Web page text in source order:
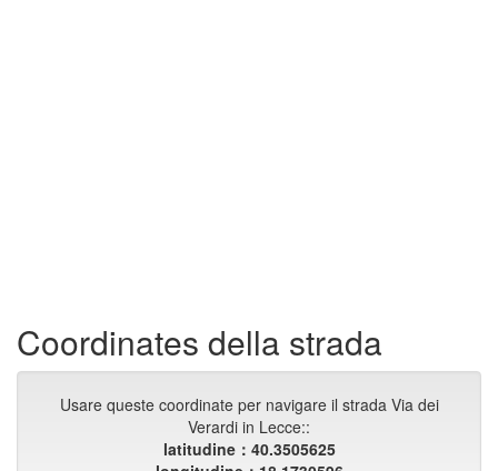
Coordinates della strada
Usare queste coordinate per navigare il strada Via dei
Verardi in Lecce::
latitudine：40.3505625